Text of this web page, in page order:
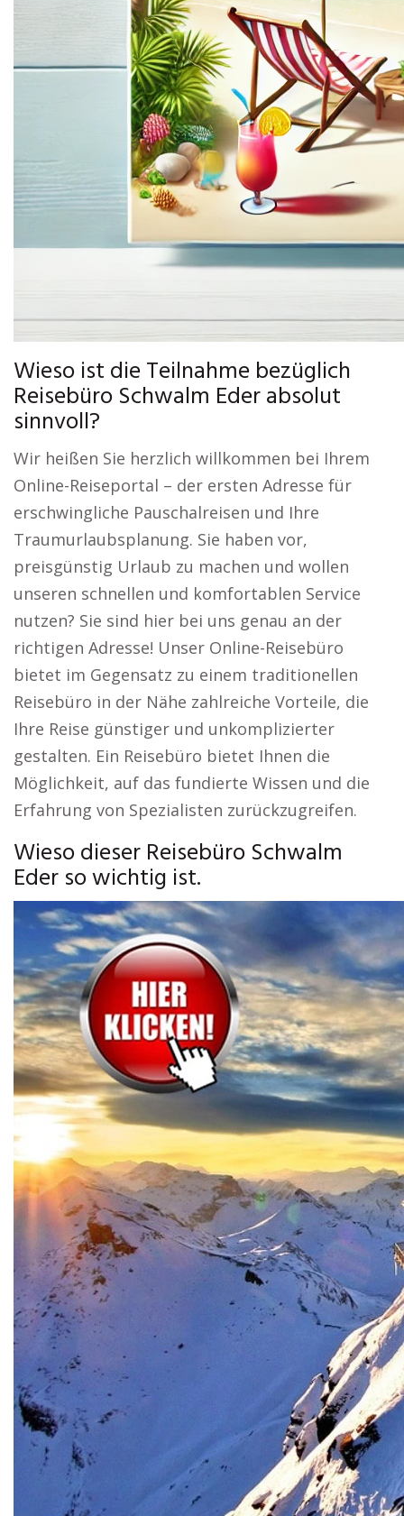
Wieso ist die Teilnahme bezüglich
Reisebüro Schwalm Eder absolut
sinnvoll?
Wir heißen Sie herzlich willkommen bei Ihrem
Online-Reiseportal – der ersten Adresse für
erschwingliche Pauschalreisen und Ihre
Traumurlaubsplanung. Sie haben vor,
preisgünstig Urlaub zu machen und wollen
unseren schnellen und komfortablen Service
nutzen? Sie sind hier bei uns genau an der
richtigen Adresse! Unser Online-Reisebüro
bietet im Gegensatz zu einem traditionellen
Reisebüro in der Nähe zahlreiche Vorteile, die
Ihre Reise günstiger und unkomplizierter
gestalten. Ein Reisebüro bietet Ihnen die
Möglichkeit, auf das fundierte Wissen und die
Erfahrung von Spezialisten zurückzugreifen.
Wieso dieser Reisebüro Schwalm
Eder so wichtig ist.